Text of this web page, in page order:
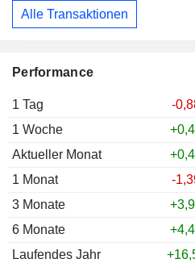
Performance
1 Tag
-
1 Woche
Aktueller Monat
1 Monat
-
3 Monate
6 Monate
Laufendes Jahr
Alle Transaktionen